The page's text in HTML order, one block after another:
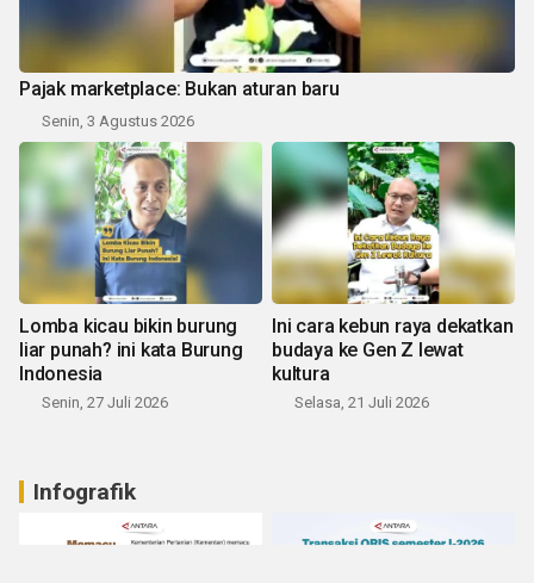
Pajak marketplace: Bukan aturan baru
Senin, 3 Agustus 2026
Lomba kicau bikin burung
liar punah? ini kata Burung
Indonesia
Senin, 27 Juli 2026
Ini cara kebun raya dekatkan
budaya ke Gen Z lewat
kultura
Selasa, 21 Juli 2026
Infografik